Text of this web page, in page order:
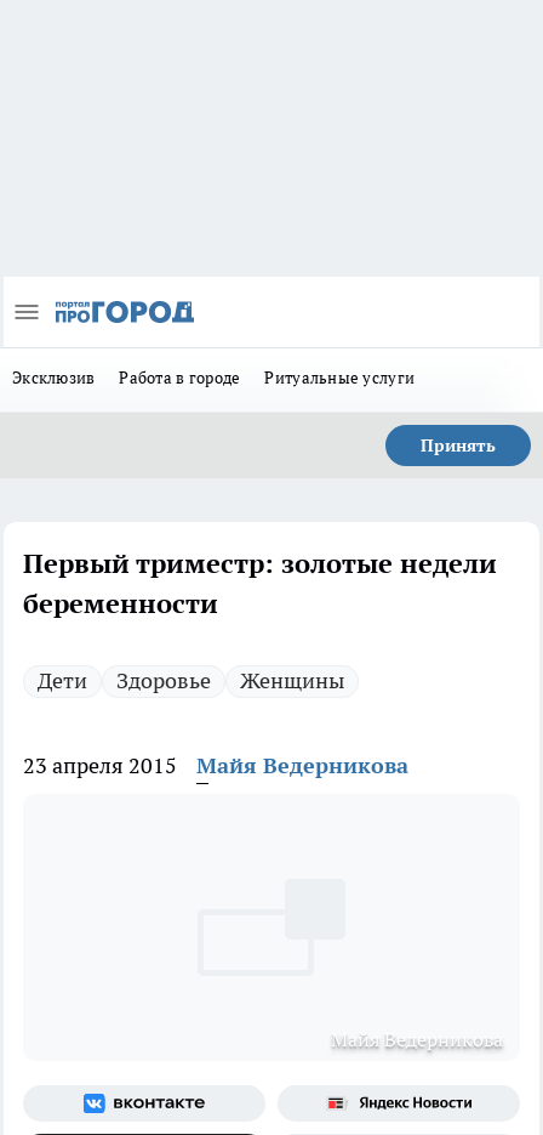
Эксклюзив Работа в городе Ритуальные услуги
Принять
Первый триместр: золотые недели
беременности
Дети Здоровье Женщины
23 апреля 2015 Майя Ведерникова
Майя Ведерникова